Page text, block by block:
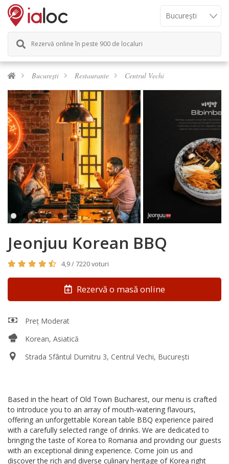
Rezervă online în peste 900 de localuri
București Restaurante Centrul Vechi
Previous Next
Jeonjuu Korean BBQ
4,9 / 7220 voturi
Rezervă o masă online
Preț Moderat
Korean, Asiatică
Strada Sfântul Dumitru 3, Centrul Vechi, București
Based in the heart of Old Town Bucharest, our menu is crafted
to introduce you to an array of mouth-watering flavours,
offering an unforgettable Korean table BBQ experience paired
with a carefully selected range of drinks. We are dedicated to
bringing the taste of Korea to Romania and providing our guests
with an exceptional dining experience. Come join us and
discover the rich and diverse culinary heritage of Korea right